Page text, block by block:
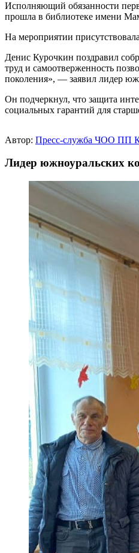
Исполняющий обязанности
прошла в библиотеке имени
На мероприятии
Денис Курочкин поздравил
труд и самоотверженность
поколения», — заявил лидер
Он подчеркнул, что защита
социальных гарантий для
Автор: Пресс-служба ЧОО ПП
Лидер южноуральских